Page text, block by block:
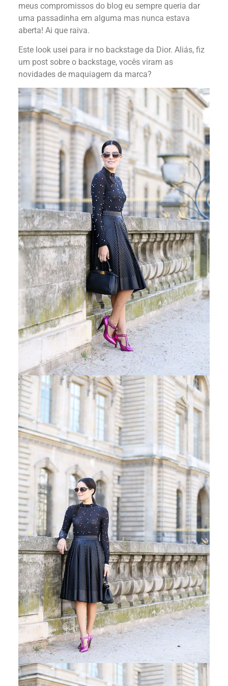
meus compromissos do blog eu sempre queria dar
uma passadinha em alguma mas nunca estava
aberta! Ai que raiva.
Este look usei para ir no backstage da Dior. Aliás, fiz
um post sobre o backstage, vocês viram as
novidades de maquiagem da marca?